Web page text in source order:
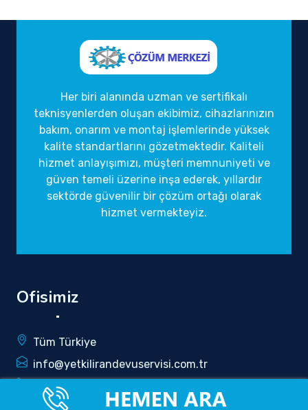
Her biri alanında uzman ve sertifikalı
teknisyenlerden oluşan ekibimiz, cihazlarınızın
bakım, onarım ve montaj işlemlerinde yüksek
kalite standartlarını gözetmektedir. Kaliteli
hizmet anlayışımızı, müşteri memnuniyeti ve
güven temeli üzerine inşa ederek, yıllardır
sektörde güvenilir bir çözüm ortağı olarak
hizmet vermekteyiz.
Ofisimiz
Tüm Türkiye
info@yetkilirandevuservisi.com.tr
0850 340 5196